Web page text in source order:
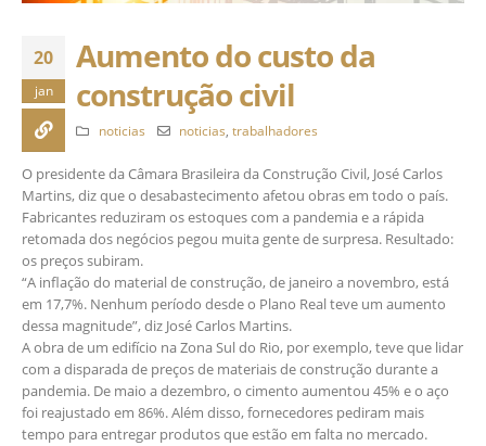
20
jan
Aumento do custo da
construção civil
noticias noticias,trabalhadores
O presidente da Câmara Brasileira da Construção Civil, José Carlos
Martins, diz que o desabastecimento afetou obras em todo o país.⠀
Fabricantes reduziram os estoques com a pandemia e a rápida
retomada dos negócios pegou muita gente de surpresa. Resultado:
os preços subiram.⠀
“A inflação do material de construção, de janeiro a novembro, está
em 17,7%. Nenhum período desde o Plano Real teve um aumento
dessa magnitude”, diz José Carlos Martins.⠀
A obra de um edifício na Zona Sul do Rio, por exemplo, teve que lidar
com a disparada de preços de materiais de construção durante a
pandemia. De maio a dezembro, o cimento aumentou 45% e o aço
foi reajustado em 86%. Além disso, fornecedores pediram mais
tempo para entregar produtos que estão em falta no mercado.⠀